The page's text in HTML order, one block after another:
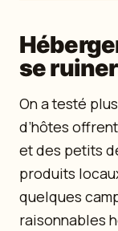
se ruiner
On a testé
d’hôtes
et des petits
produits
quelques
raisonnables